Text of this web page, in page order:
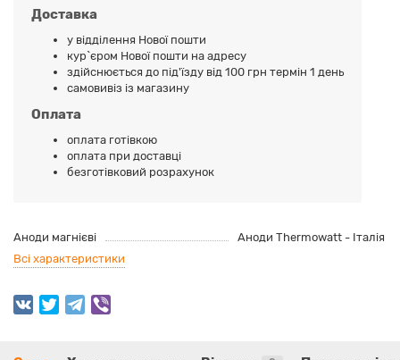
Доставка
у відділення Нової пошти
кур`єром Нової пошти на адресу
здійснюється до під'їзду від 100 грн термін 1 день
самовивіз із магазину
Оплата
оплата готівкою
оплата при доставці
безготівковий розрахунок
Аноди магнієві
Аноди Thermowatt - Італія
Всі характеристики